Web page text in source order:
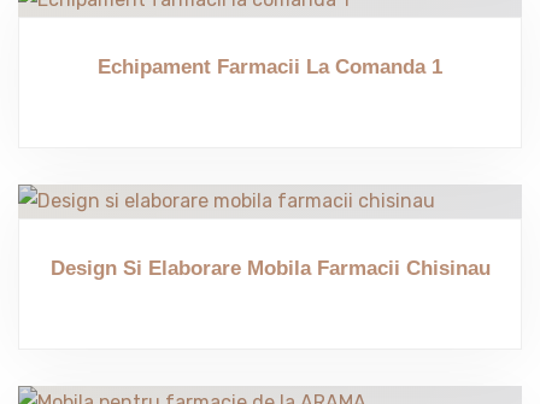
Echipament Farmacii La Comanda 1
Design Si Elaborare Mobila Farmacii Chisinau